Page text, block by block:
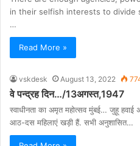
in their selfish interests to divide
…
Read More »
vskdesk August 13, 2022
वे पन्द्रह दिन…/13अगस्त,1947
स्वाधीनता का अमृत महोत्सव मुंबई… जुहू
आठ-दस महिलाएं खड़ी हैं. सभी अनुशासित…